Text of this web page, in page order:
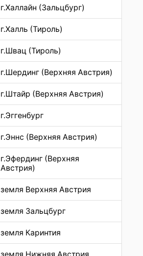
г.Халлайн (Зальцбург)
г.Халль (Тироль)
г.Швац (Тироль)
г.Шердинг (Верхняя Австрия)
г.Штайр (Верхняя Австрия)
г.Эггенбург
г.Эннс (Верхняя Австрия)
г.Эфердинг (Верхняя
Австрия)
земля Верхняя Австрия
земля Зальцбург
земля Каринтия